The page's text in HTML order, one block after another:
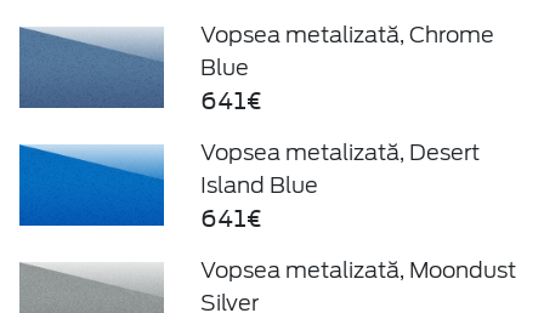
Vopsea metalizată, Chrome
Blue
641€
Vopsea metalizată, Desert
Island Blue
641€
Vopsea metalizată, Moondust
Silver